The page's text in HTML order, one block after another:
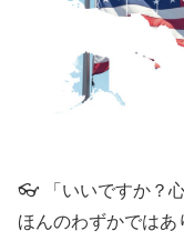
👓 「いいですか？
ほんのわずかでは